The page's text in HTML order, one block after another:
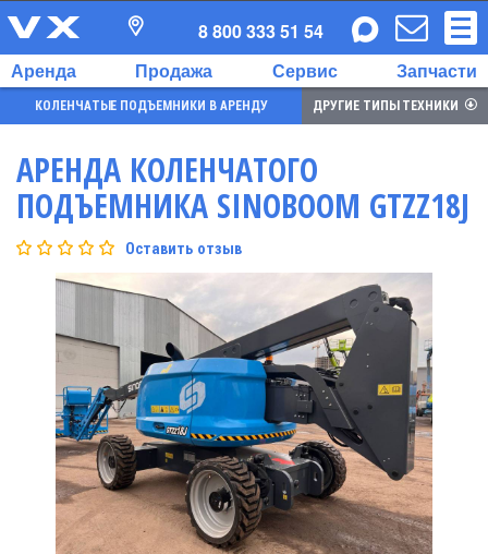
Аренда Продажа Сервис Запчасти
8 800 333 51 54
КОЛЕНЧАТЫЕ ПОДЪЕМНИКИ В АРЕНДУ ДРУГИЕ ТИПЫ ТЕХНИКИ
АРЕНДА КОЛЕНЧАТОГО
ПОДЪЕМНИКА SINOBOOM GTZZ18J
Оставить отзыв